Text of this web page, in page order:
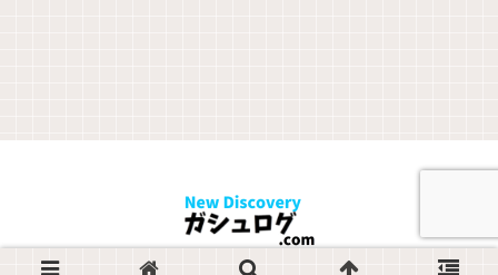
Copyright © 2012-2026 ガシュログ.com All Rights Reserved.